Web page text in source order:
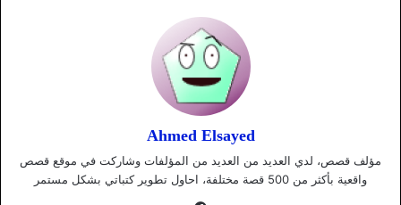
Ahmed Elsayed
مؤلف قصص، لدي العديد من العديد من المؤلفات وشاركت في موقع قصص
واقعية بأكثر من 500 قصة مختلفة، احاول تطوير كتباتي بشكل مستمر